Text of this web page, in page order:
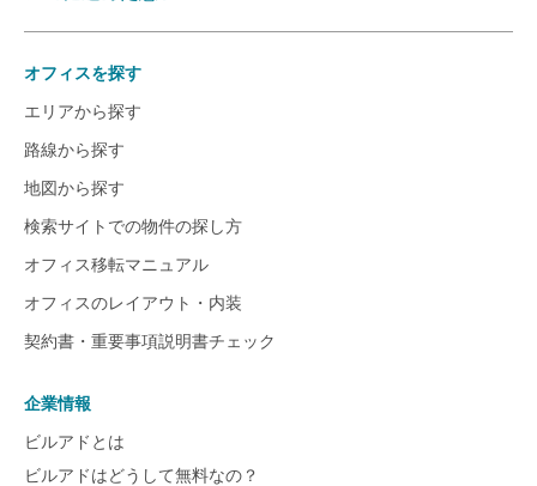
オフィスを探す
エリアから探す
路線から探す
地図から探す
検索サイトでの物件の探し方
オフィス移転マニュアル
オフィスのレイアウト・内装
契約書・重要事項説明書チェック
企業情報
ビルアドとは
ビルアドはどうして無料なの？